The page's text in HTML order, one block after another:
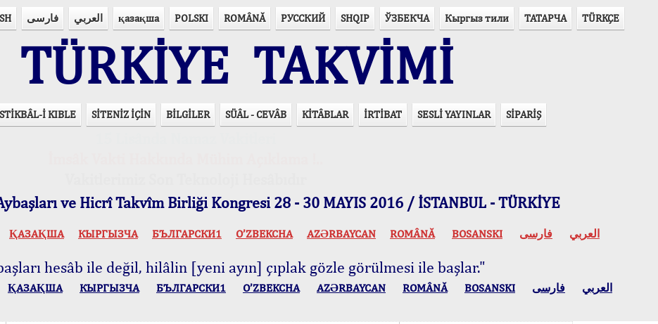
فارسی العربي қазақша POLSKI ROMÂNĂ РУССКИЙ SHQIP ЎЗБЕКЧА Кыргыз тили ТАТАРЧА TÜRKÇE
TAKVİMİ
İ KIBLE SİTENİZ İÇİN BİLGİLER SÜÂL - CEVÂB KİTÂBLAR İRTİBAT SESLİ YAYINLAR SİPARİŞ
ve Hicrî Takvîm Birliği Kongresi 28 - 30 MAYIS 2016 / İSTANBUL - TÜRKİYE
ҚАЗАҚША КЫPГЫЗЧA БЪЛГАРСКИ1 O’ZBEKCHA AZӘRBAYCAN ROMÂNĂ BOSANSKI العربي فارسی
hesâb ile değil, hilâlin [yeni ayın] çıplak gözle görülmesi ile başlar."
ҚАЗАҚША КЫPГЫЗЧA БЪЛГАРСКИ1 O’ZBEKCHA AZӘRBAYCAN ROMÂNĂ BOSANSKI العربي فارسی